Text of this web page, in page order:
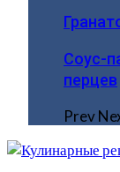
Соус-
перцев
Prev